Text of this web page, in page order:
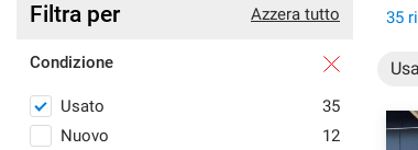
NOLEGGIO
Azzera tutto
Filtra per
Condizione
Usato
35
Nuovo
12
35